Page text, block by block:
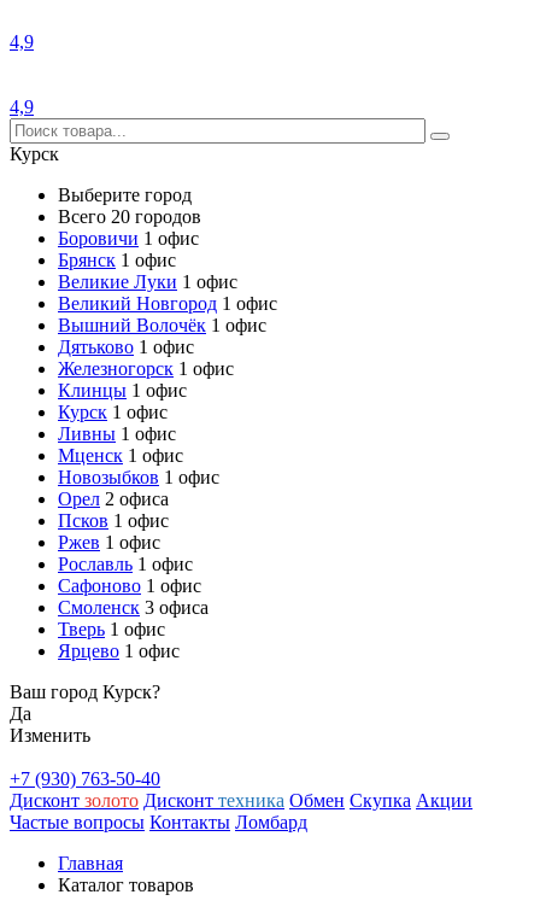
4,9
4,9
Курск
Выберите город
Всего 20 городов
Боровичи 1 офис
Брянск 1 офис
Великие Луки 1 офис
Великий Новгород 1 офис
Вышний Волочёк 1 офис
Дятьково 1 офис
Железногорск 1 офис
Клинцы 1 офис
Курск 1 офис
Ливны 1 офис
Мценск 1 офис
Новозыбков 1 офис
Орел 2 офиса
Псков 1 офис
Ржев 1 офис
Рославль 1 офис
Сафоново 1 офис
Смоленск 3 офиса
Тверь 1 офис
Ярцево 1 офис
Ваш город Курск?
Да
Изменить
+7 (930) 763-50-40
Дисконт золото Дисконт техника Обмен Скупка Акции
Частые вопросы Контакты Ломбард
Главная
Каталог товаров